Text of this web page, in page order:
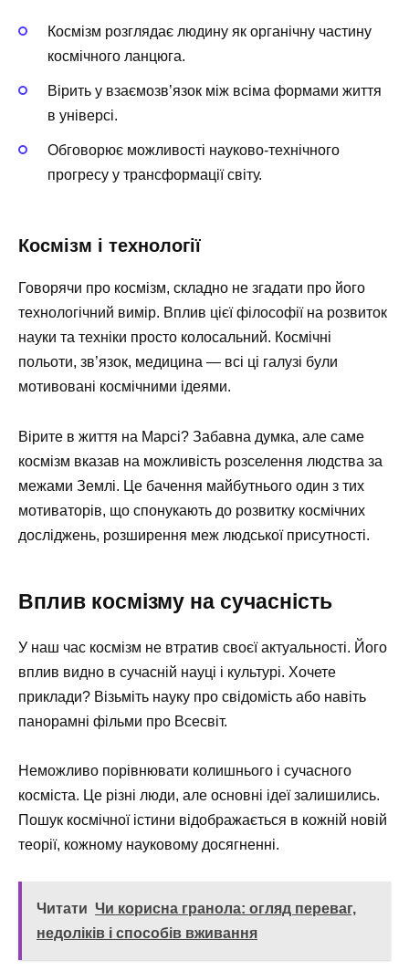
Космізм розглядає людину як органічну частину
космічного ланцюга.
Вірить у взаємозв’язок між всіма формами життя
в універсі.
Обговорює можливості науково-технічного
прогресу у трансформації світу.
Космізм і технології
Говорячи про космізм, складно не згадати про його
технологічний вимір. Вплив цієї філософії на розвиток
науки та техніки просто колосальний. Космічні
польоти, зв’язок, медицина — всі ці галузі були
мотивовані космічними ідеями.
Вірите в життя на Марсі? Забавна думка, але саме
космізм вказав на можливість розселення людства за
межами Землі. Це бачення майбутнього один з тих
мотиваторів, що спонукають до розвитку космічних
досліджень, розширення меж людської присутності.
Вплив космізму на сучасність
У наш час космізм не втратив своєї актуальності. Його
вплив видно в сучасній науці і культурі. Хочете
приклади? Візьміть науку про свідомість або навіть
панорамні фільми про Всесвіт.
Неможливо порівнювати колишнього і сучасного
косміста. Це різні люди, але основні ідеї залишились.
Пошук космічної істини відображається в кожній новій
теорії, кожному науковому досягненні.
Читати Чи корисна гранола: огляд переваг,
недоліків і способів вживання